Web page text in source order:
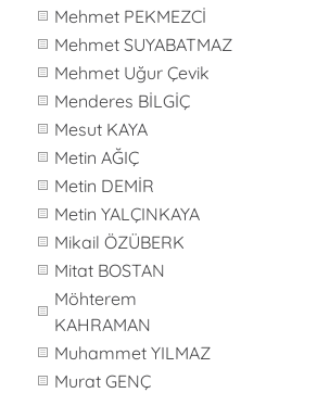
Mehmet PEKMEZCİ
Mehmet SUYABATMAZ
Mehmet Uğur Çevik
Menderes BİLGİÇ
Mesut KAYA
Metin AĞIÇ
Metin DEMİR
Metin YALÇINKAYA
Mikail ÖZÜBERK
Mitat BOSTAN
Möhterem
KAHRAMAN
Muhammet YILMAZ
Murat GENÇ